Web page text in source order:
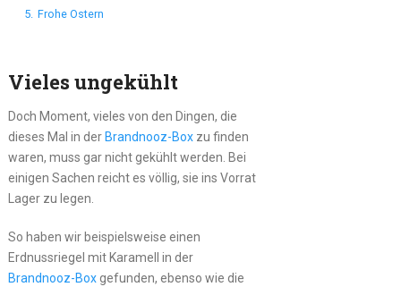
5. Frohe Ostern
Vieles ungekühlt
Doch Moment, vieles von den Dingen, die
dieses Mal in der Brandnooz-Boxzu finden
waren, muss gar nicht gekühlt werden. Bei
einigen Sachen reicht es völlig, sie ins Vorrat
Lager zu legen.
So haben wir beispielsweise einen
Erdnussriegel mit Karamell in der
Brandnooz-Boxgefunden, ebenso wie die